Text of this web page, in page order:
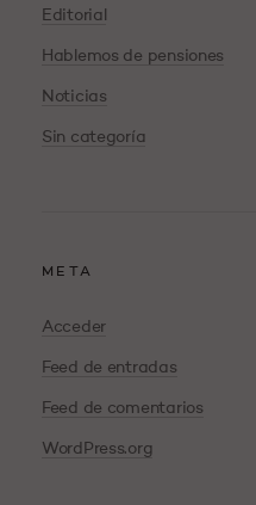
Editorial
Hablemos de pensiones
Noticias
Sin categoría
META
Acceder
Feed de entradas
Feed de comentarios
WordPress.org